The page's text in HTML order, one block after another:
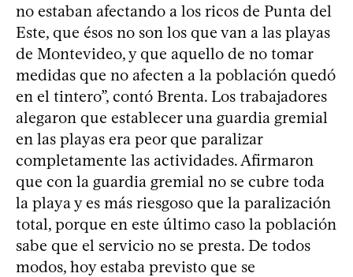
no estaban afectando a los ricos de Punta del
Este, que ésos no son los que van a las playas
de Montevideo, y que aquello de no tomar
medidas que no afecten a la población quedó
en el tintero”, contó Brenta. Los trabajadores
alegaron que establecer una guardia gremial
en las playas era peor que paralizar
completamente las actividades. Afirmaron
que con la guardia gremial no se cubre toda
la playa y es más riesgoso que la paralización
total, porque en este último caso la población
sabe que el servicio no se presta. De todos
modos, hoy estaba previsto que se